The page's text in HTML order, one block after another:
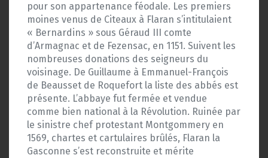
pour son appartenance féodale. Les premiers
moines venus de Citeaux à Flaran s’intitulaient
« Bernardins » sous Géraud III comte
d’Armagnac et de Fezensac, en 1151. Suivent les
nombreuses donations des seigneurs du
voisinage. De Guillaume à Emmanuel-François
de Beausset de Roquefort la liste des abbés est
présente. L’abbaye fut fermée et vendue
comme bien national à la Révolution. Ruinée par
le sinistre chef protestant Montgommery en
1569, chartes et cartulaires brûlés, Flaran la
Gasconne s’est reconstruite et mérite